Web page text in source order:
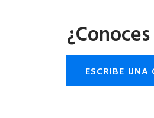
ESCRIBE UNA